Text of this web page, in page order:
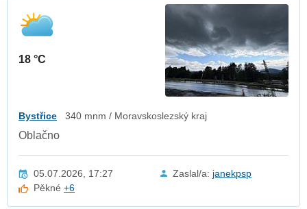
18 °C
Bystřice 340 mnm / Moravskoslezský kraj
Oblačno
05.07.2026, 17:27 Zaslal/a: janekpsp
Pěkné+6